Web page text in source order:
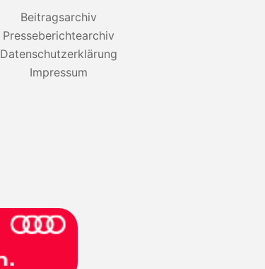
Beitragsarchiv
Presseberichtearchiv
Datenschutzerklärung
Impressum